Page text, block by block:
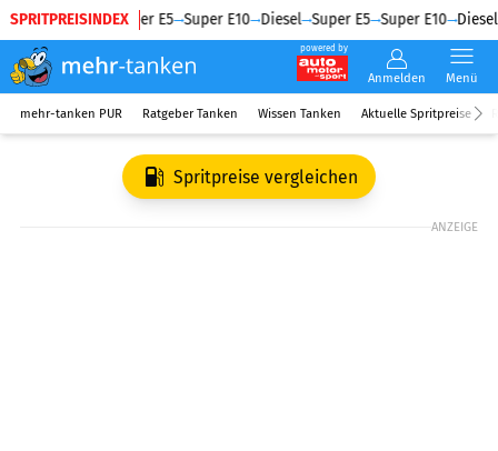
SPRITPREISINDEX
Diesel Super E5 Super E10 Diesel Super E5 Super E10 Diesel
powered by
Anmelden Menü
mehr-tanken PUR Ratgeber Tanken Wissen Tanken Aktuelle Spritpreise
Spritpreise vergleichen
ANZEIGE